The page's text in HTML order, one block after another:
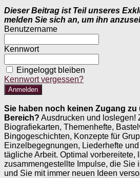
Dieser Beitrag ist Teil unseres
melden Sie sich an, um ihn
Benutzername
Kennwort
Eingeloggt bleiben
Kennwort vergessen?
Sie haben noch keinen Zugang
Bereich? Ausdrucken und loslegen!
Biografiekarten, Themenhefte,
Bingogeschichten, Konzepte für
Einzelbegegnungen, Liederhefte
tägliche Arbeit. Optimal vorbereitete,
zusammengestellte Impulse, die Sie
und Sie mit immer neuen Ideen